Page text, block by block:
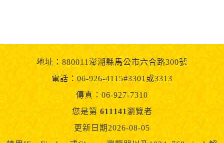
地址：880011澎湖縣馬公市六合路300號
電話：06-926-4115#3301或3313
傳真：06-927-7310
您是第 611141瀏覽者
更新日期2026-08-05